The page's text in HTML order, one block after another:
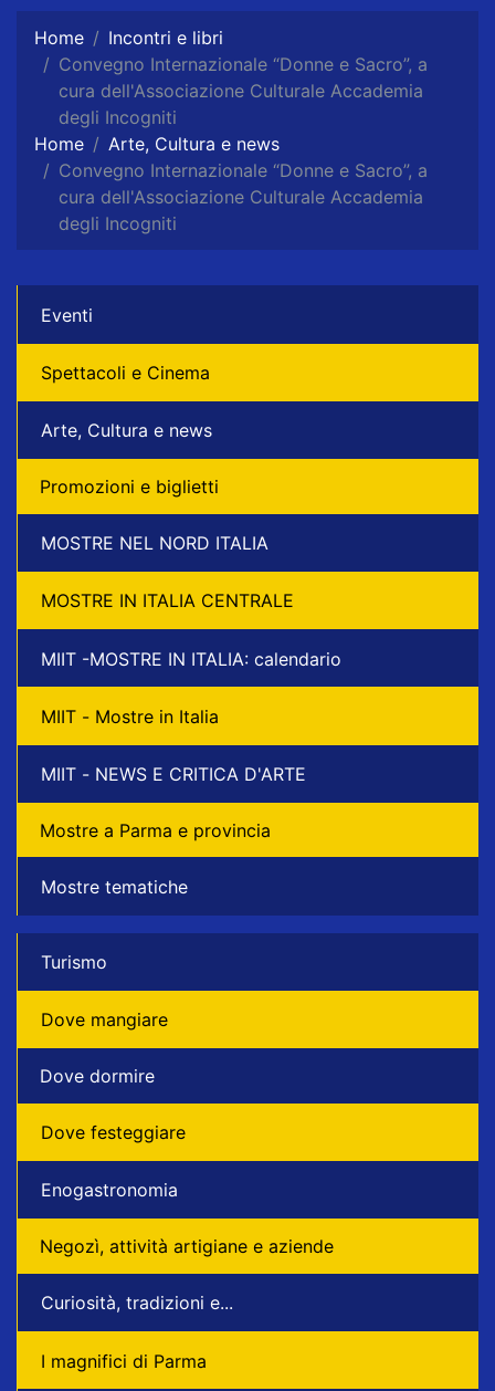
Home
Incontri e libri
Convegno Internazionale “Donne e Sacro”, a
cura dell'Associazione Culturale Accademia
degli Incogniti
Home
Arte, Cultura e news
Convegno Internazionale “Donne e Sacro”, a
cura dell'Associazione Culturale Accademia
degli Incogniti
Eventi
Spettacoli e Cinema
Arte, Cultura e news
Promozioni e biglietti
MOSTRE NEL NORD ITALIA
MOSTRE IN ITALIA CENTRALE
MIIT -MOSTRE IN ITALIA: calendario
MIIT - Mostre in Italia
MIIT - NEWS E CRITICA D'ARTE
Mostre a Parma e provincia
Mostre tematiche
Turismo
Dove mangiare
Dove dormire
Dove festeggiare
Enogastronomia
Negozì, attività artigiane e aziende
Curiosità, tradizioni e...
I magnifici di Parma